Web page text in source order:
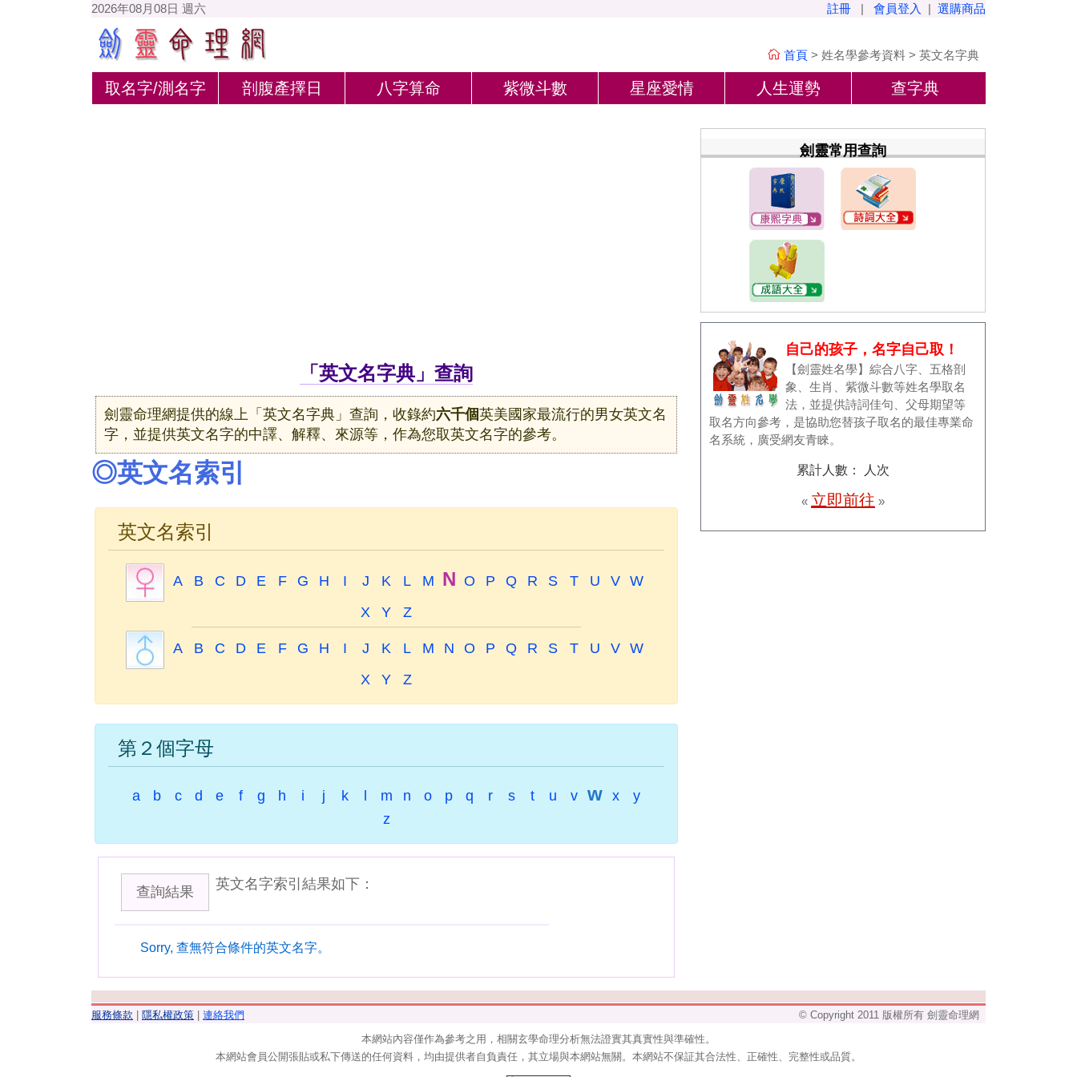
2026年08月08日 週六 註冊 | 會員登入 | 選購商品
首頁 > 姓名學參考資料 > 英文名字典
取名字/測名字 剖腹產擇日 八字算命 紫微斗數 星座愛情 人生運勢 查字典
「英文名字典」查詢
劍靈命理網提供的線上「英文名字典」查詢，收錄約六千個英美國家最流行的男女英文名
字，並提供英文名字的中譯、解釋、來源等，作為您取英文名字的參考。
◎英文名索引
英文名索引
A B C D E F G H I J K L M N O P Q R S T U V W
X
Y Z
A B C D E F G H I J K L M N O P Q R S T U V W
X
Y Z
第２個字母
a b c d e f g h i j k m n o p q r s t u v w x
y
z
查詢結果 英文名字索引結果如下：
Sorry, 查無符合條件的英文名字。
劍靈常用查詢
自己的孩子，名字自己取！
【劍靈姓名學】綜合八字、五格剖
象、生肖、紫微斗數等姓名學取名
法，並提供詩詞佳句、父母期望等
取名方向參考，是協助您替孩子取名的最佳專業命
名系統，廣受網友青睞。
累計人數： 人次
« 立即前往 »
服務條款 隱私權政策 連絡我們
© Copyright 2011 版權所有 劍靈命理網
本網站內容僅作為參考之用，相關玄學命理分析無法證實其真實性與準確性。
本網站會員公開張貼或私下傳送的任何資料，均由提供者自負責任，其立場與本網站無關。本網站不保証其合法性、正確性、完整性或品質。